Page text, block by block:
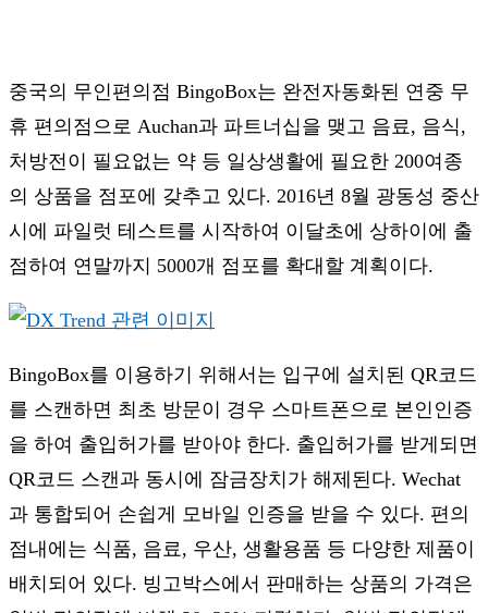
중국의 무인편의점 BingoBox는 완전자동화된 연중 무
휴 편의점으로 Auchan과 파트너십을 맺고 음료, 음식,
처방전이 필요없는 약 등 일상생활에 필요한 200여종
의 상품을 점포에 갖추고 있다. 2016년 8월 광동성 중산
시에 파일럿 테스트를 시작하여 이달초에 상하이에 출
점하여 연말까지 5000개 점포를 확대할 계획이다.
BingoBox를 이용하기 위해서는 입구에 설치된 QR코드
를 스캔하면 최초 방문이 경우 스마트폰으로 본인인증
을 하여 출입허가를 받아야 한다. 출입허가를 받게되면
QR코드 스캔과 동시에 잠금장치가 해제된다. Wechat
과 통합되어 손쉽게 모바일 인증을 받을 수 있다. 편의
점내에는 식품, 음료, 우산, 생활용품 등 다양한 제품이
배치되어 있다. 빙고박스에서 판매하는 상품의 가격은